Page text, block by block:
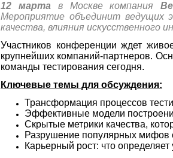
12 марта в Москве компания
Мероприятие объединит ведущих
качества, влияния искусственного
Участников конференции ждет
крупнейших компаний-партнеров.
команды тестирования сегодня.
Ключевые темы для обсуждения:
Трансформация процессов
Эффективные модели
Скрытые метрики качества,
Разрушение популярных мифов
Карьерный рост: что